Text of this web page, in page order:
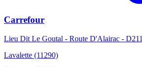
Carrefour
Lieu Dit Le Goutal - Route D'Alairac - D211
Lavalette (11290)